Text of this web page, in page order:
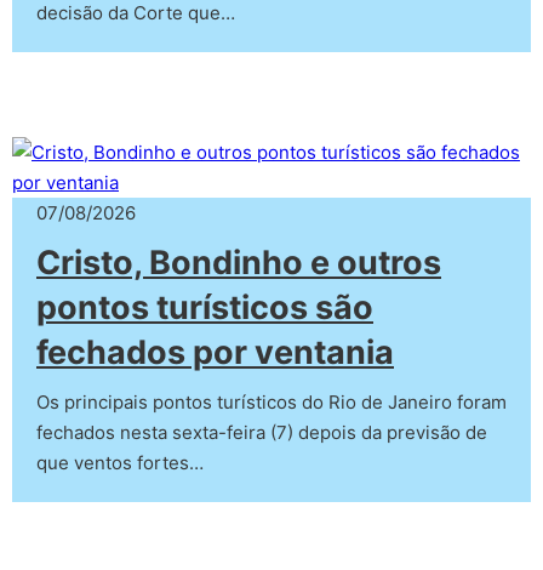
decisão da Corte que…
07/08/2026
Cristo, Bondinho e outros
pontos turísticos são
fechados por ventania
Os principais pontos turísticos do Rio de Janeiro foram
fechados nesta sexta-feira (7) depois da previsão de
que ventos fortes…